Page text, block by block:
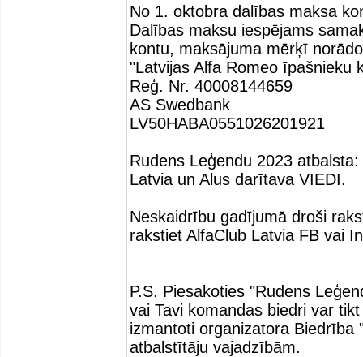
No 1. oktobra dalības maksa
Dalības maksu iespējams
kontu, maksājuma mērķī
"Latvijas Alfa Romeo īpašnieku
Reģ. Nr. 40008144659
AS Swedbank
LV50HABA0551026201921
Rudens Leģendu 2023
Latvia un Alus darītava VIEDI.
Neskaidrību gadījumā droši
rakstiet AlfaClub Latvia FB vai
P.S. Piesakoties "Rudens
vai Tavi komandas biedri var
izmantoti organizatora Biedrība
atbalstītāju vajadzībām.